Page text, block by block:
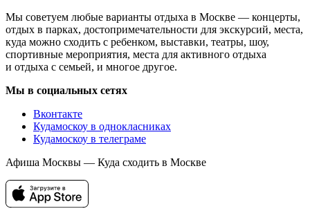
Мы советуем любые варианты отдыха в Москве — концерты,
отдых в парках, достопримечательности для экскурсий, места,
куда можно сходить с ребенком, выставки, театры, шоу,
спортивные мероприятия, места для активного отдыха
и отдыха с семьей, и многое другое.
Мы в социальных сетях
Вконтакте
Кудамоскоу в однокласниках
Кудамоскоу в телеграме
Афиша Москвы — Куда сходить в Москве